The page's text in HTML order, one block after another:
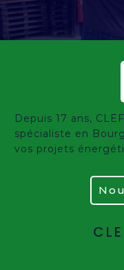
Depuis 17 ans,
spécialiste en
vos projets